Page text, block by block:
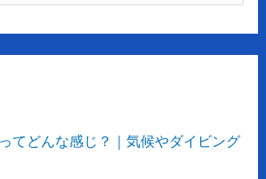
てどんな感じ？｜気候やダイビング